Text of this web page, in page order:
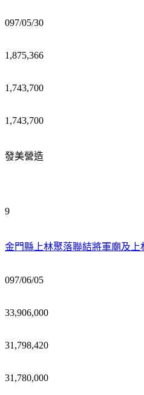
097/05/30
1,875,366
1,743,700
1,743,700
發美營造
9
金門縣上林聚落聯結將軍廟及
097/06/05
33,906,000
31,798,420
31,780,000